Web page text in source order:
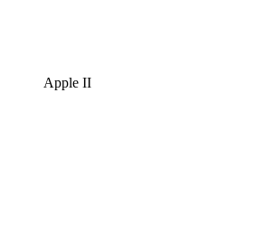
Apple II